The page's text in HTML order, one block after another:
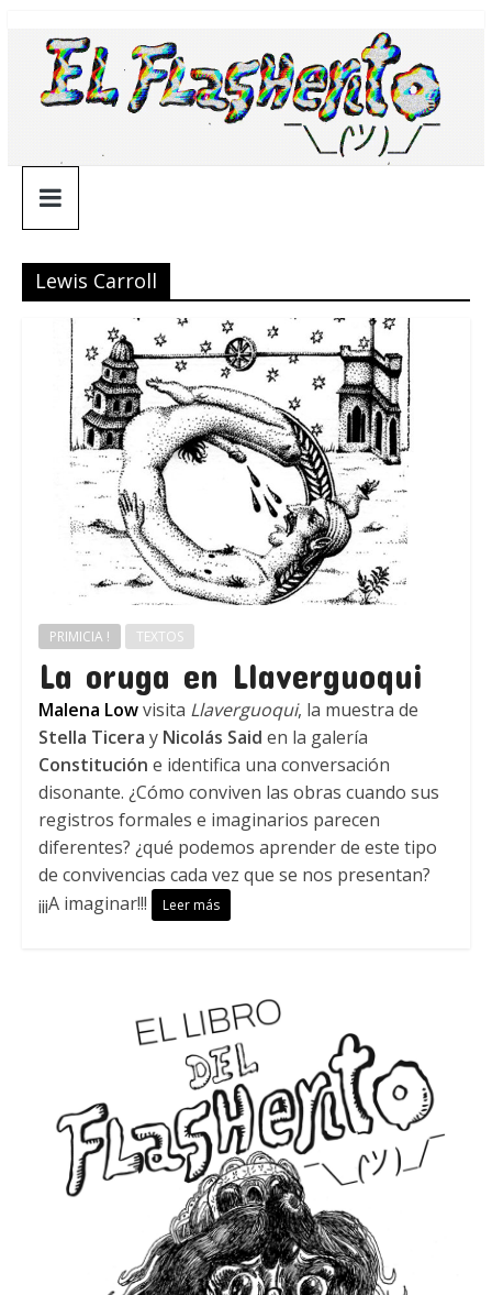
contenido
¯\_(ツ)_/
¯
Lewis Carroll
PRIMICIA ! TEXTOS
La oruga en Llaverguoqui
Malena Lowvisita Llaverguoqui, la muestra de
Stella Ticera y Nicolás Said en la galería
Constitución e identifica una conversación
disonante. ¿Cómo conviven las obras cuando sus
registros formales e imaginarios parecen
diferentes? ¿qué podemos aprender de este tipo
de convivencias cada vez que se nos presentan?
¡¡¡A imaginar!!!
Leer más